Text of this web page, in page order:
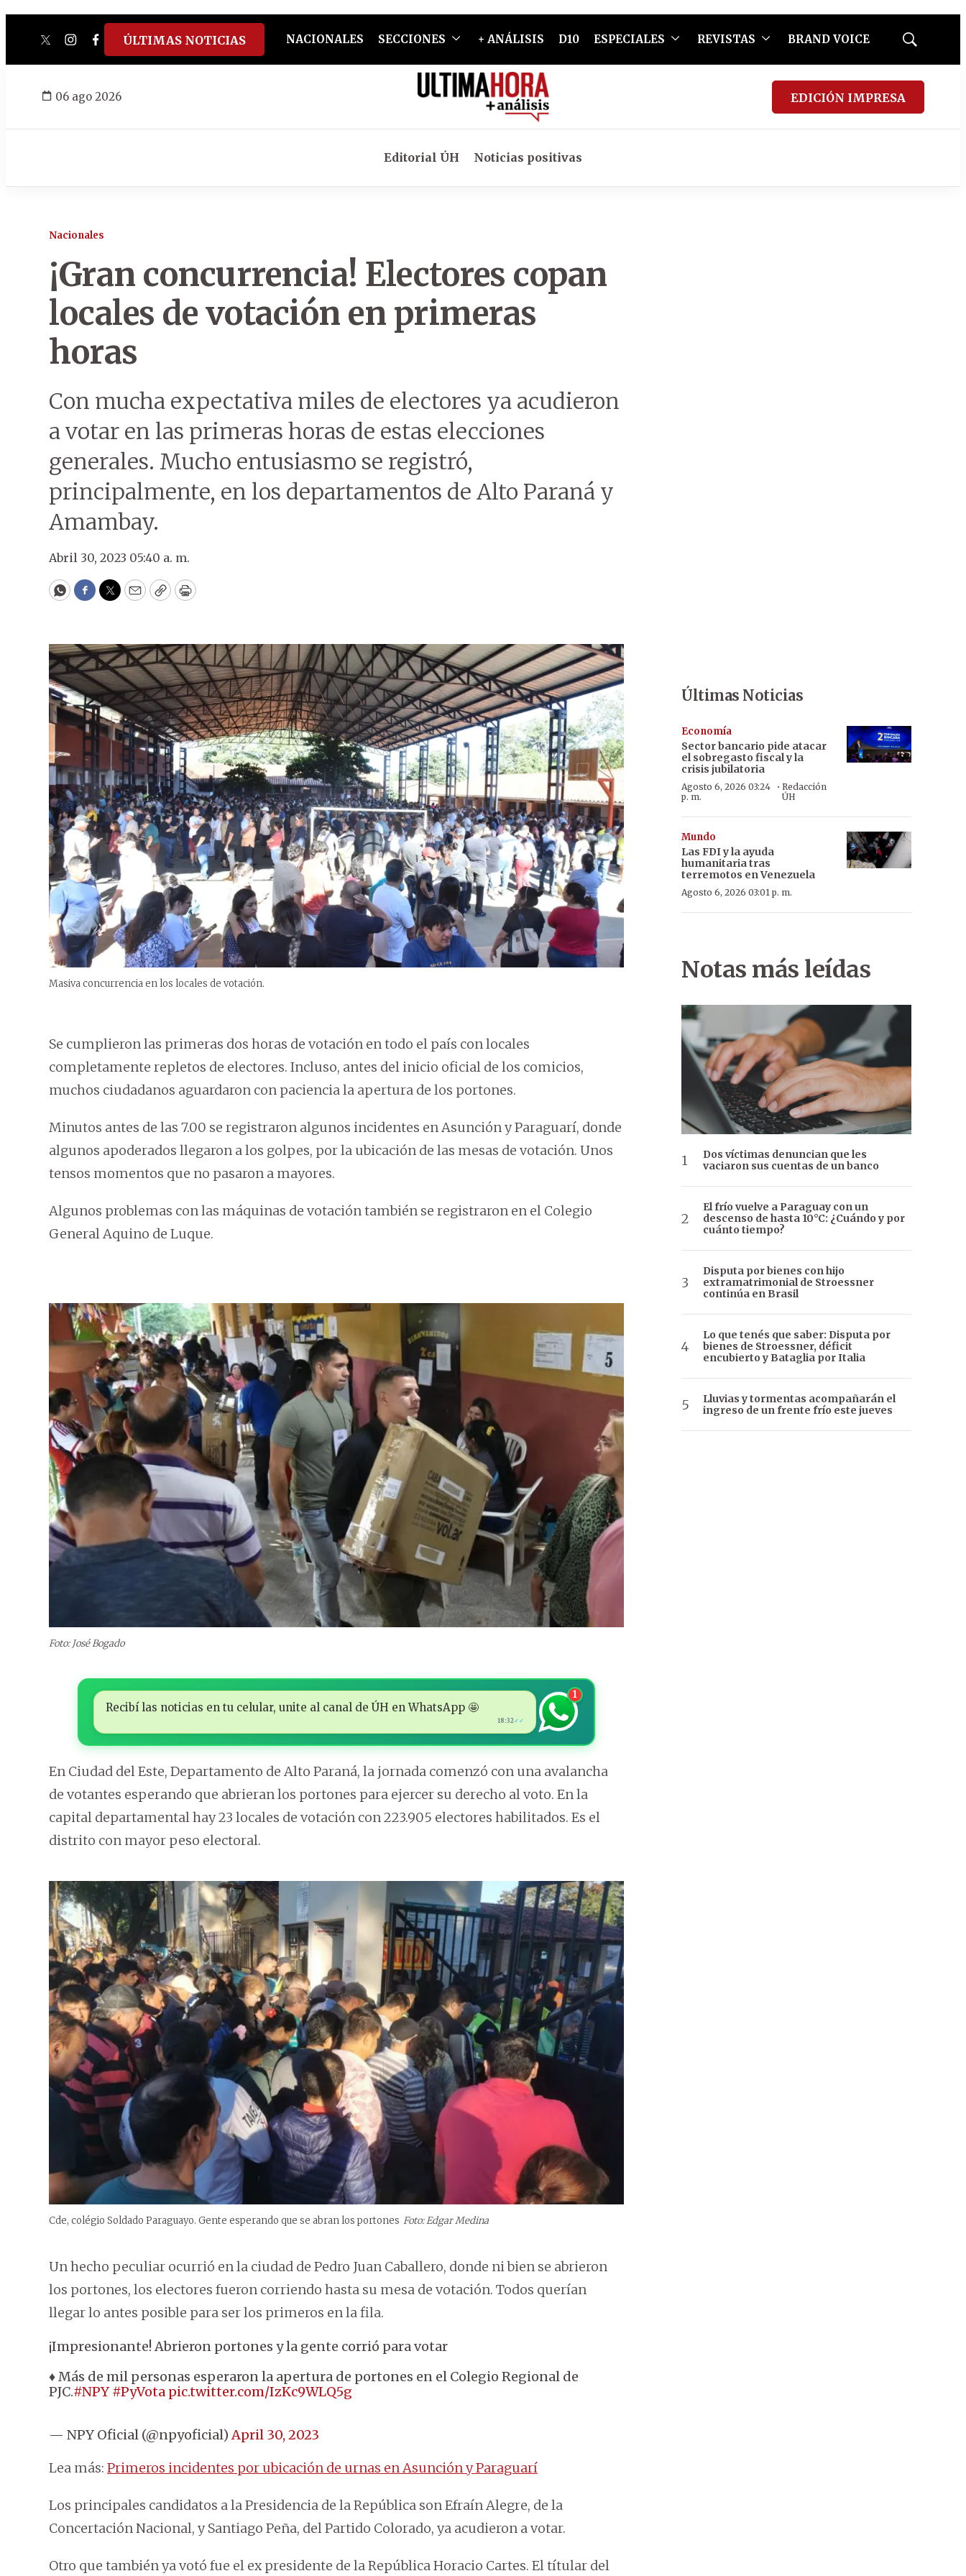
twitterinstagram
facebook
tiktokyoutube
spotify
ÚLTIMAS NOTICIAS NACIONALES SECCIONES + ANÁLISIS D10 ESPECIALES REVISTAS BRAND VOICE
Mostrar
06 ago 2026 EDICIÓN IMPRESA
Editorial ÚH Noticias positivas
Nacionales
¡Gran concurrencia! Electores copan
locales de votación en primeras
horas
Con mucha expectativa miles de electores ya acudieron
a votar en las primeras horas de estas elecciones
generales. Mucho entusiasmo se registró,
principalmente, en los departamentos de Alto Paraná y
Amambay.
Abril 30, 2023 05:40 a. m.
WhatsApp
Facebook
Twitter
EmailCopyPrint
Masiva concurrencia en los locales de votación.
Se cumplieron las primeras dos horas de votación en todo el país con locales
completamente repletos de electores. Incluso, antes del inicio oficial de los comicios,
muchos ciudadanos aguardaron con paciencia la apertura de los portones.
Minutos antes de las 7.00 se registraron algunos incidentes en Asunción y Paraguarí, donde
algunos apoderados llegaron a los golpes, por la ubicación de las mesas de votación. Unos
tensos momentos que no pasaron a mayores.
Algunos problemas con las máquinas de votación también se registraron en el Colegio
General Aquino de Luque.
Foto: José Bogado
Recibí las noticias en tu celular, unite al canal de ÚH en WhatsApp 🤩
18:32✓✓
1
En Ciudad del Este, Departamento de Alto Paraná, la jornada comenzó con una avalancha
de votantes esperando que abrieran los portones para ejercer su derecho al voto. En la
capital departamental hay 23 locales de votación con 223.905 electores habilitados. Es el
distrito con mayor peso electoral.
Cde, colégio Soldado Paraguayo. Gente esperando que se abran los portones Foto: Edgar Medina
Un hecho peculiar ocurrió en la ciudad de Pedro Juan Caballero, donde ni bien se abrieron
los portones, los electores fueron corriendo hasta su mesa de votación. Todos querían
llegar lo antes posible para ser los primeros en la fila.
¡Impresionante! Abrieron portones y la gente corrió para votar
♦ Más de mil personas esperaron la apertura de portones en el Colegio Regional de
PJC.#NPY #PyVota pic.twitter.com/IzKc9WLQ5g
— NPY Oficial (@npyoficial)April 30, 2023
Lea más: Primeros incidentes por ubicación de urnas en Asunción y Paraguarí
Los principales candidatos a la Presidencia de la República son Efraín Alegre, de la
Concertación Nacional, y Santiago Peña, del Partido Colorado, ya acudieron a votar.
Otro que también ya votó fue el ex presidente de la República Horacio Cartes. El títular del
Últimas Noticias
Economía
Sector bancario pide atacar
el sobregasto fiscal y la
crisis jubilatoria
Agosto 6, 2026 03:24
p. m.
· Redacción
ÚH
Mundo
Las FDI y la ayuda
humanitaria tras
terremotos en Venezuela
Agosto 6, 2026 03:01 p. m.
Notas más leídas
Dos víctimas denuncian que les
vaciaron sus cuentas de un banco
El frío vuelve a Paraguay con un
descenso de hasta 10°C: ¿Cuándo y por
cuánto tiempo?
Disputa por bienes con hijo
extramatrimonial de Stroessner
continúa en Brasil
Lo que tenés que saber: Disputa por
bienes de Stroessner, déficit
encubierto y Bataglia por Italia
Lluvias y tormentas acompañarán el
ingreso de un frente frío este jueves